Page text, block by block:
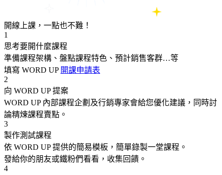
開線上課，一點也不難！
1
思考要開什麼課程
準備課程架構、盤點課程特色、預計銷售客群…等
填寫 WORD UP 開課申請表
2
向 WORD UP 提案
WORD UP 內部課程企劃及行銷專家會給您優化建議，同時討
論精煉課程賣點。
3
製作測試課程
依 WORD UP 提供的簡易模板，簡單錄製一堂課程。
發給你的朋友或鐵粉們看看，收集回饋。
4